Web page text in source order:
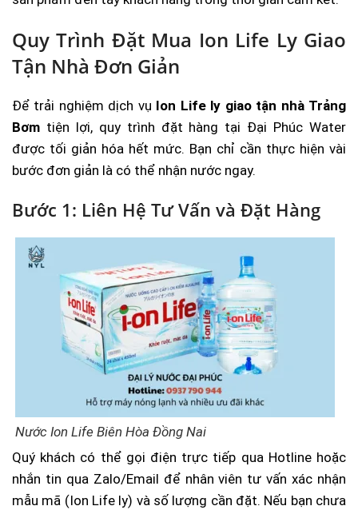
Quy Trình Đặt Mua Ion Life Ly Giao
Tận Nhà Đơn Giản
Để trải nghiệm dịch vụ Ion Life ly giao tận nhà Trảng
Bơm tiện lợi, quy trình đặt hàng tại Đại Phúc Water
được tối giản hóa hết mức. Bạn chỉ cần thực hiện vài
bước đơn giản là có thể nhận nước ngay.
Bước 1: Liên Hệ Tư Vấn và Đặt Hàng
Nước Ion Life Biên Hòa Đồng Nai
Quý khách có thể gọi điện trực tiếp qua Hotline hoặc
nhắn tin qua Zalo/Email để nhân viên tư vấn xác nhận
mẫu mã (Ion Life ly) và số lượng cần đặt. Nếu bạn chưa